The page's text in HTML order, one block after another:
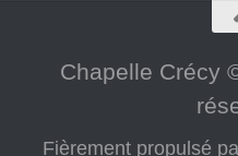
Chapelle Crécy
Fièrement propulsé